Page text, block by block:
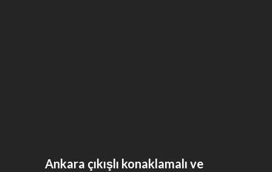
Ankara çıkışlı konaklamalı ve